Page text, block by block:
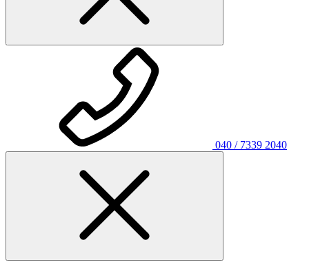
040 / 7339 2040